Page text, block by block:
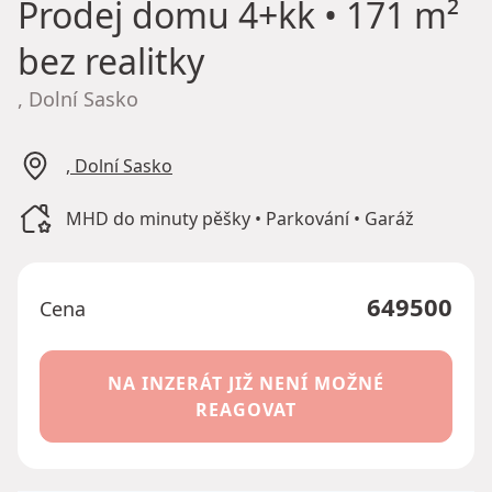
Prodej domu 4+kk • 171 m²
bez realitky
, Dolní Sasko
, Dolní Sasko
MHD do minuty pěšky • Parkování • Garáž
Cena 649500
NA INZERÁT JIŽ NENÍ MOŽNÉ
REAGOVAT